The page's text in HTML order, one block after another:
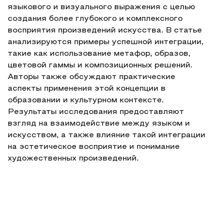
языкового и визуального выражения с целью
создания более глубокого и комплексного
восприятия произведений искусства. В статье
анализируются примеры успешной интеграции,
такие как использование метафор, образов,
цветовой гаммы и композиционных решений.
Авторы также обсуждают практические
аспекты применения этой концепции в
образовании и культурном контексте.
Результаты исследования предоставляют
взгляд на взаимодействие между языком и
искусством, а также влияние такой интеграции
на эстетическое восприятие и понимание
художественных произведений.